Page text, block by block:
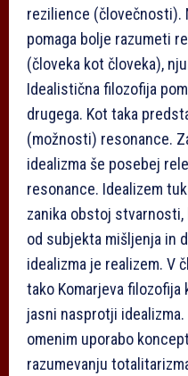
rezilience (človečnosti).
pomaga bolje razumeti
(človeka kot človeka),
Idealistična filozofija
drugega. Kot taka
(možnosti) resonance.
idealizma še posebej
resonance. Idealizem
zanika obstoj
od subjekta mišljenja in
idealizma je realizem. V
tako Komarjeva
jasni nasprotji
omenim uporabo
razumevanju